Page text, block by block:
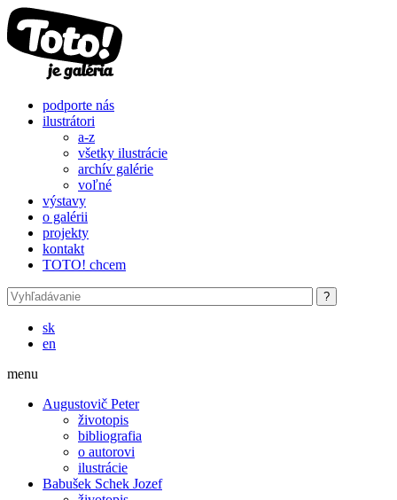
Skočiť na hlavný obsah
podporte nás
ilustrátori
a-z
všetky ilustrácie
archív galérie
voľné
výstavy
o galérii
projekty
kontakt
TOTO! chcem
sk
en
menu
Augustovič Peter
životopis
bibliografia
o autorovi
ilustrácie
Babušek Schek Jozef